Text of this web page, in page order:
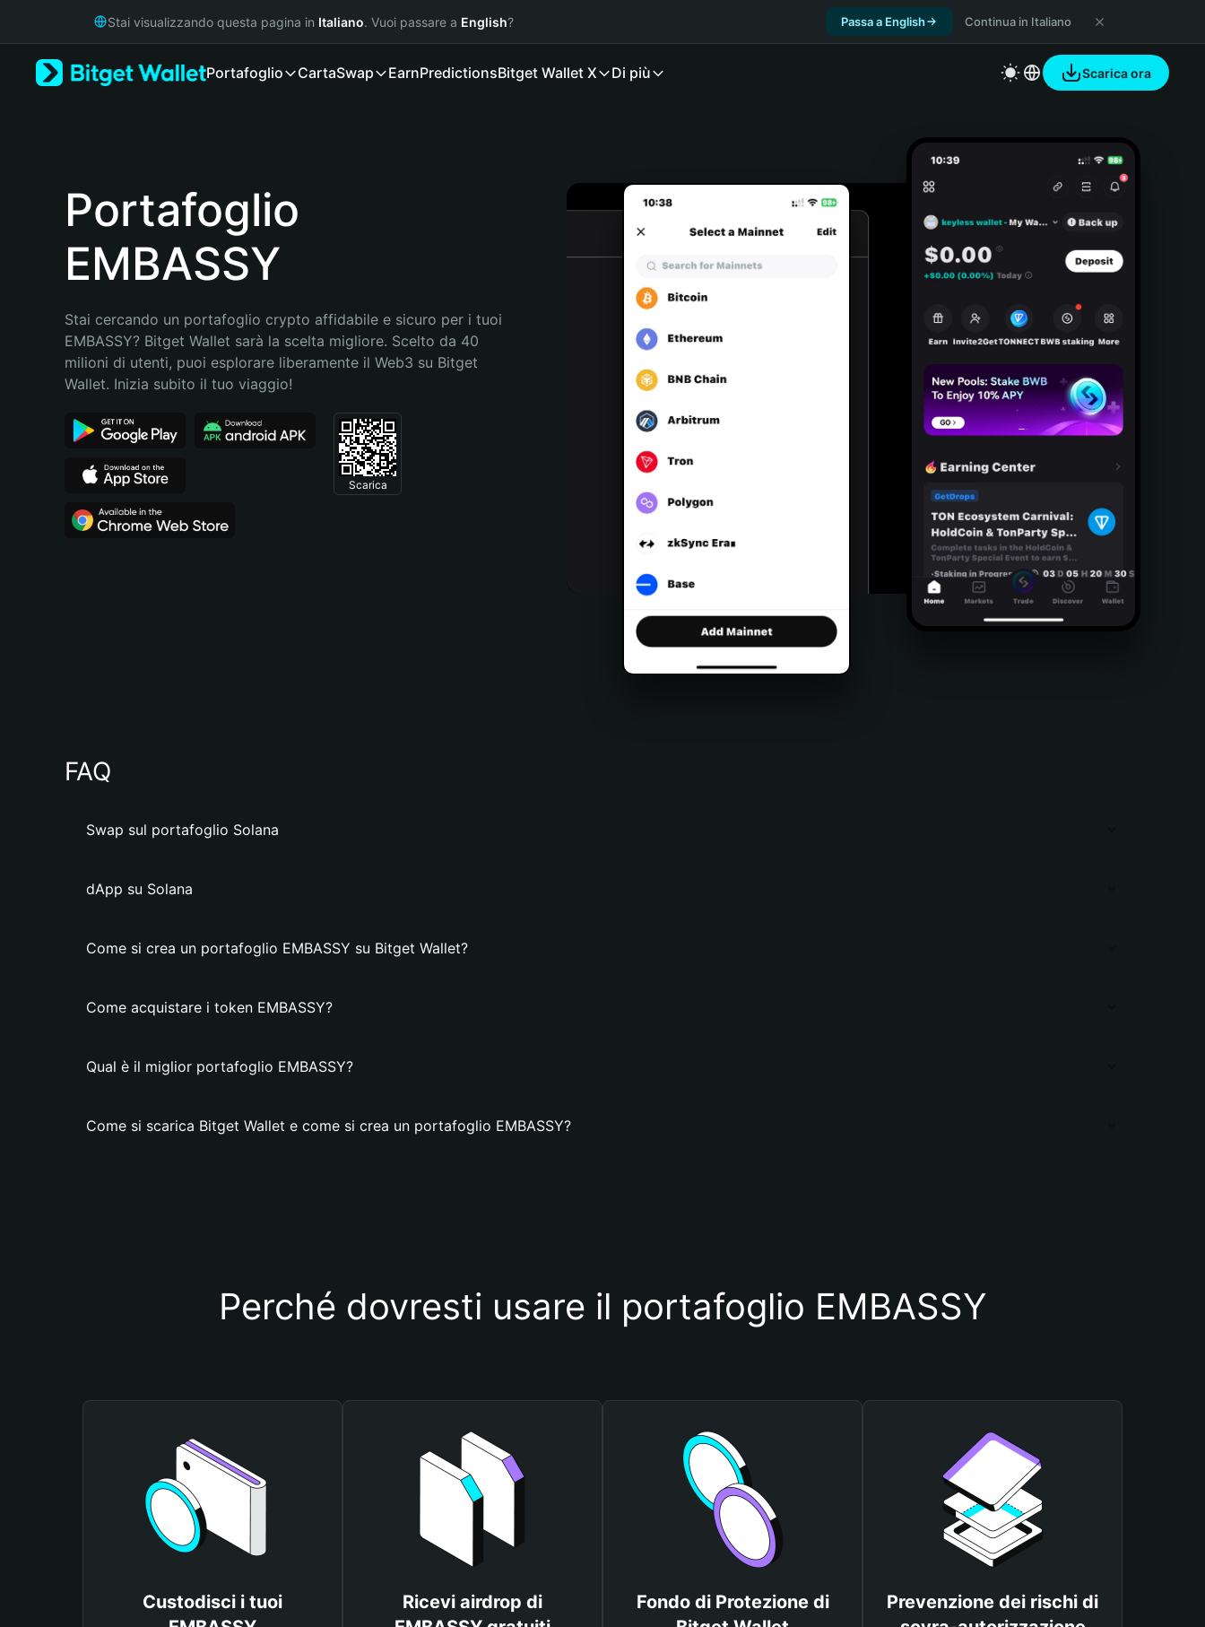
Русский
Português (Portugal)
Bahasa Indonesia
Português (Brasil)
Stai visualizzando questa pagina in Italiano. Vuoi passare a English? Passa a English Continua in Italiano
Portafoglio CartaSwap EarnPredictionsBitget Wallet X Di più Scarica ora
Portafoglio
EMBASSY
Stai cercando un portafoglio crypto affidabile e sicuro per i tuoi
EMBASSY? Bitget Wallet sarà la scelta migliore. Scelto da 40
milioni di utenti, puoi esplorare liberamente il Web3 su Bitget
Wallet. Inizia subito il tuo viaggio!
Scarica
FAQ
Swap sul portafoglio Solana
dApp su Solana
Come si crea un portafoglio EMBASSY su Bitget Wallet?
Come acquistare i token EMBASSY?
Qual è il miglior portafoglio EMBASSY?
Come si scarica Bitget Wallet e come si crea un portafoglio EMBASSY?
Perché dovresti usare il portafoglio EMBASSY
Custodisci i tuoi
Ricevi airdrop di
Fondo di Protezione di
Prevenzione dei rischi di